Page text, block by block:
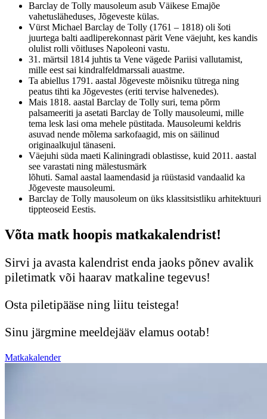
Barclay de Tolly mausoleum asub Väikese Emajõe
vahetusläheduses, Jõgeveste külas.
Vürst Michael Barclay de Tolly (1761 – 1818) oli šoti
juurtega balti aadliperekonnast pärit Vene väejuht, kes kandis
olulist rolli võitluses Napoleoni vastu.
31. märtsil 1814 juhtis ta Vene vägede Pariisi vallutamist,
mille eest sai kindralfeldmarssali auastme.
Ta abiellus 1791. aastal Jõgeveste mõisniku tütrega ning
peatus tihti ka Jõgevestes (eriti tervise halvenedes).
Mais 1818. aastal Barclay de Tolly suri, tema põrm
palsameeriti ja asetati Barclay de Tolly mausoleumi, mille
tema lesk lasi oma mehele püstitada. Mausoleumi keldris
asuvad nende mõlema sarkofaagid, mis on säilinud
originaalkujul tänaseni.
Väejuhi süda maeti Kaliningradi oblastisse, kuid 2011. aastal
see varastati ning mälestusmärk
lõhuti. Samal aastal laamendasid ja rüüstasid vandaalid ka
Jõgeveste mausoleumi.
Barclay de Tolly mausoleum on üks klassitsistliku arhitektuuri
tippteoseid Eestis.
Võta matk hoopis matkakalendrist!
Sirvi ja avasta kalendrist enda jaoks põnev avalik
piletimatk või haarav matkaline tegevus!
Osta piletipääse ning liitu teistega!
Sinu järgmine meeldejääv elamus ootab!
Matkakalender